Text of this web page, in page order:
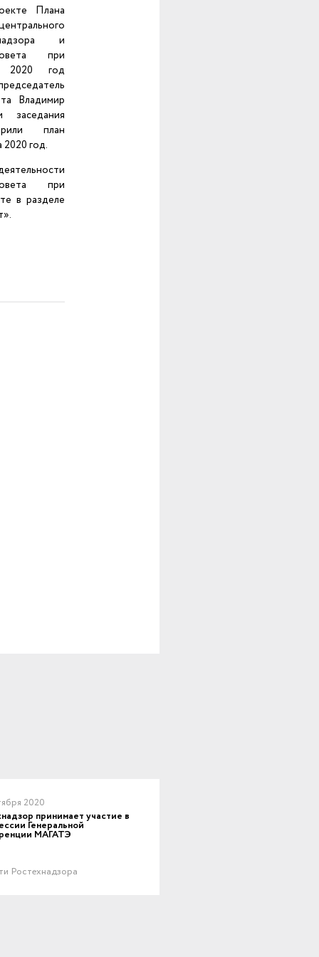
Плана
и
при
2020 год
Владимир
заседания
план
год.
при
в разделе
2020
принимает участие в
Генеральной
МАГАТЭ
Ростехнадзора